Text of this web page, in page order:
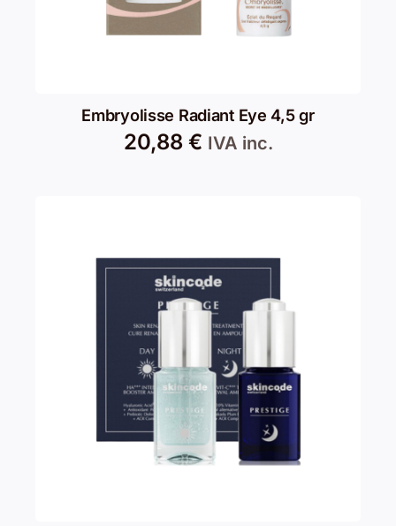
Embryolisse Radiant Eye 4,5 gr
20,88 € IVA inc.